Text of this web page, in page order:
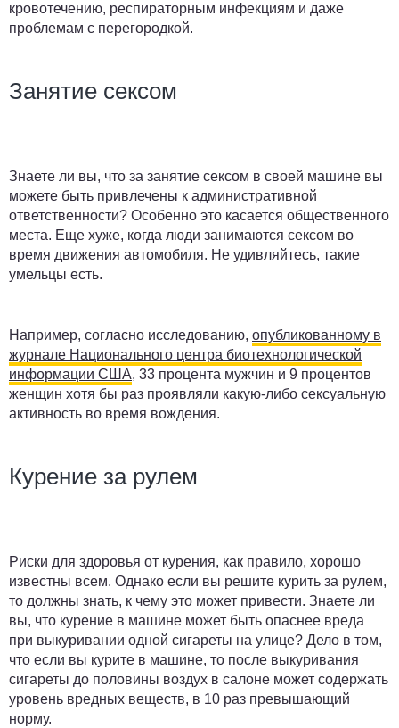
кровотечению, респираторным инфекциям и даже
проблемам с перегородкой.
Занятие сексом
Знаете ли вы, что за занятие сексом в своей машине вы
можете быть привлечены к административной
ответственности? Особенно это касается общественного
места. Еще хуже, когда люди занимаются сексом во
время движения автомобиля. Не удивляйтесь, такие
умельцы есть.
Например, согласно исследованию, опубликованному в
журнале Национального центра биотехнологической
информации США, 33 процента мужчин и 9 процентов
женщин хотя бы раз проявляли какую-либо сексуальную
активность во время вождения.
Курение за рулем
Риски для здоровья от курения, как правило, хорошо
известны всем. Однако если вы решите курить за рулем,
то должны знать, к чему это может привести. Знаете ли
вы, что курение в машине может быть опаснее вреда
при выкуривании одной сигареты на улице? Дело в том,
что если вы курите в машине, то после выкуривания
сигареты до половины воздух в салоне может содержать
уровень вредных веществ, в 10 раз превышающий
норму.